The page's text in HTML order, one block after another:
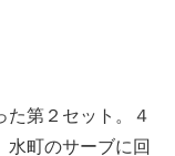
た第２セット。４
水町のサーブに回